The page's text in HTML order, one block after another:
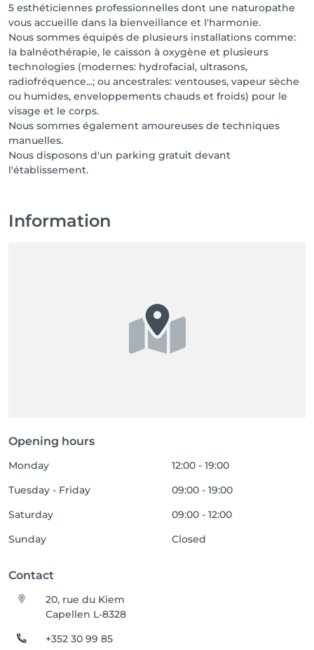
5 esthéticiennes professionnelles dont une naturopathe
vous accueille dans la bienveillance et l'harmonie.
Nous sommes équipés de plusieurs installations comme:
la balnéothérapie, le caisson à oxygène et plusieurs
technologies (modernes: hydrofacial, ultrasons,
radiofréquence...; ou ancestrales: ventouses, vapeur sèche
ou humides, enveloppements chauds et froids) pour le
visage et le corps.
Nous sommes également amoureuses de techniques
manuelles.
Nous disposons d'un parking gratuit devant
l'établissement.
Information
Opening hours
Monday
12:00 - 19:00
Tuesday - Friday
09:00 - 19:00
Saturday
09:00 - 12:00
Sunday
Closed
Contact
20, rue du Kiem
Capellen L-8328
+352 30 99 85